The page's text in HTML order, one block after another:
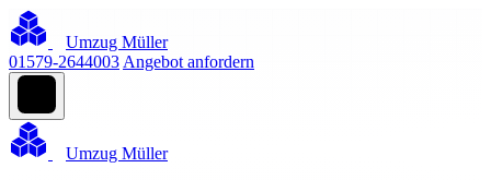
Umzug Müller
01579-2644003 Angebot anfordern
Umzug Müller